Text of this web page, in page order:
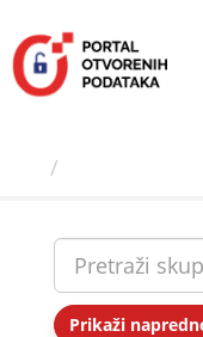
sadržaj
Prikaži